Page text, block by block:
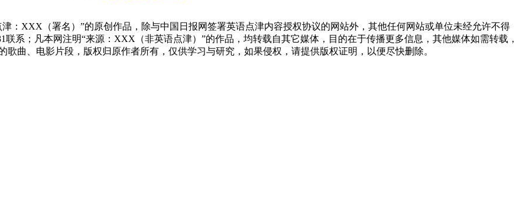
：XXX（署名）”的原创作品，除与中国日报网签署英语点津内容授权协议的网站外，其他任何网站或单位未经允许不得
联系；凡本网注明“来源：XXX（非英语点津）”的作品，均转载自其它媒体，目的在于传播更多信息，其他媒体如需转载，
曲、电影片段，版权归原作者所有，仅供学习与研究，如果侵权，请提供版权证明，以便尽快删除。